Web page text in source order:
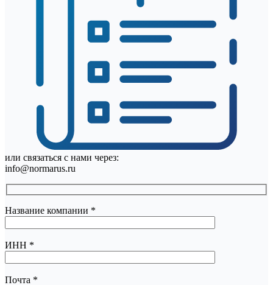
или связаться с нами через:
info@normarus.ru
Название компании *
ИНН *
Почта *